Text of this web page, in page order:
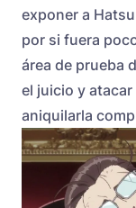
exponer a
por si fuera
área de prueba
el juicio y
aniquilarla